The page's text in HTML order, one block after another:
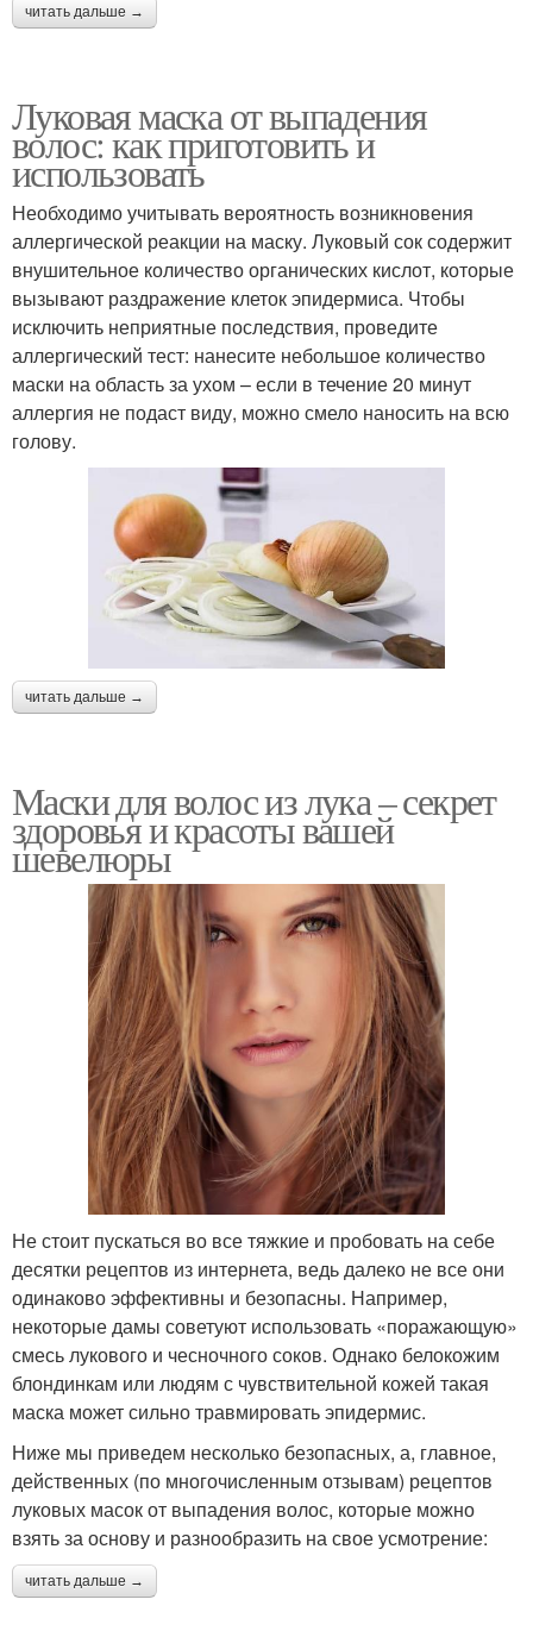
читать дальше →
Луковая маска от выпадения
волос: как приготовить и
использовать
Необходимо учитывать вероятность возникновения
аллергической реакции на маску. Луковый сок содержит
внушительное количество органических кислот, которые
вызывают раздражение клеток эпидермиса. Чтобы
исключить неприятные последствия, проведите
аллергический тест: нанесите небольшое количество
маски на область за ухом – если в течение 20 минут
аллергия не подаст виду, можно смело наносить на всю
голову.
читать дальше →
Маски для волос из лука – секрет
здоровья и красоты вашей
шевелюры
Не стоит пускаться во все тяжкие и пробовать на себе
десятки рецептов из интернета, ведь далеко не все они
одинаково эффективны и безопасны. Например,
некоторые дамы советуют использовать «поражающую»
смесь лукового и чесночного соков. Однако белокожим
блондинкам или людям с чувствительной кожей такая
маска может сильно травмировать эпидермис.
Ниже мы приведем несколько безопасных, а, главное,
действенных (по многочисленным отзывам) рецептов
луковых масок от выпадения волос, которые можно
взять за основу и разнообразить на свое усмотрение:
читать дальше →